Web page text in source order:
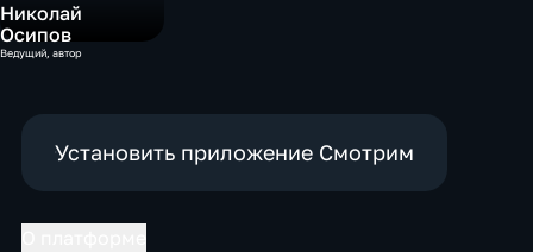
Николай
Осипов
Ведущий, автор
Установить приложение Смотрим